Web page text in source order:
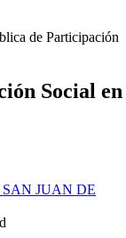
de Participación
Social en
JUAN DE